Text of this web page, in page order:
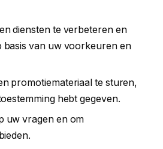
diensten te verbeteren en
basis van uw voorkeuren en
promotiemateriaal te sturen,
hebt gegeven.
uw vragen en om